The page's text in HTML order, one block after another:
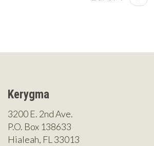
Kerygma
3200 E. 2nd Ave.
P.O. Box 138633
Hialeah, FL 33013